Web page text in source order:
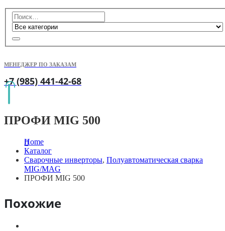
МЕНЕДЖЕР ПО ЗАКАЗАМ
+7 (985) 441-42-68
ПРОФИ MIG 500
Home
Каталог
Сварочные инверторы, Полуавтоматическая сварка
MIG/MAG
ПРОФИ MIG 500
Похожие